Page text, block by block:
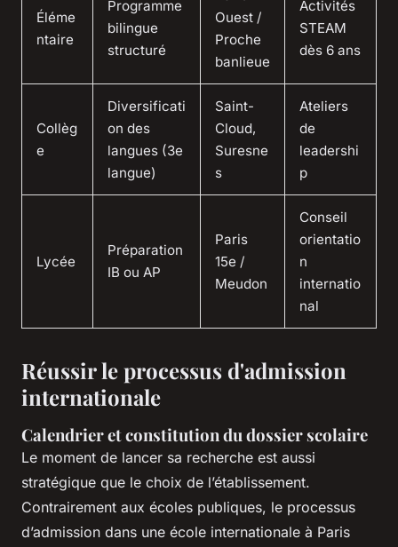
Éléme
ntaire
Programme
bilingue
structuré
Ouest /
Proche
banlieue
Activités
STEAM
dès 6 ans
Collèg
e
Diversificati
on des
langues (3e
langue)
Saint-
Cloud,
Suresne
s
Ateliers
de
leadershi
p
Lycée
Préparation
IB ou AP
Paris
15e /
Meudon
Conseil
orientatio
n
internatio
nal
Réussir le processus d'admission
internationale
Calendrier et constitution du dossier scolaire
Le moment de lancer sa recherche est aussi
stratégique que le choix de l’établissement.
Contrairement aux écoles publiques, le processus
d’admission dans une école internationale à Paris